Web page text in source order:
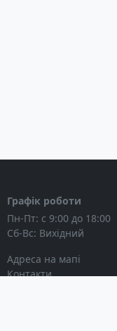
Графік роботи
Пн-Пт: с 9:00 до 18:00
Сб-Вс: Вихідний
Адреса на мапі
Контакти